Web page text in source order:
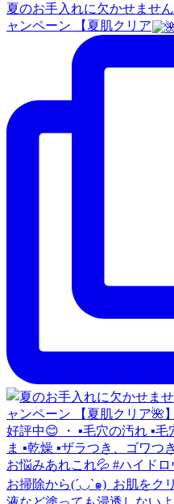
夏のお手入れに欠かせません
ャンペーン 【夏肌クリア